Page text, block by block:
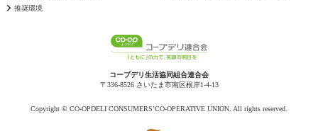
推奨環境
コープデリ生活協同組合連合会
〒336-8526 さいたま市南区根岸1-4-13
Copyright © CO-OPDELI CONSUMERS’CO-OPERATIVE UNION. All rights reserved.